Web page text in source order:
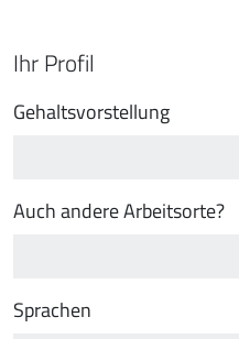
Ihr Profil
Gehaltsvorstellung
Auch andere Arbeitsorte?
Sprachen